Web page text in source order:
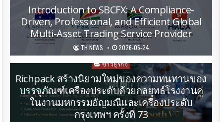
in
Introduction to SBCFX: A Compliance-
Driven, Professional, and Efficient Global
Multi-Asset Trading Service Provider
TH NEWS 2026-05-24
Posted
in
ข่าวธุรกิจ
Richpack สร้างนิยามใหม่ของความทนทานของ
บรรจุภัณฑ์เครื่องประดับด้วยกลยุทธ์โรงงานคู่
ในงานมหกรรมอัญมณีและเครื่องประดับ
กรุงเทพฯ ครั้งที่ 73